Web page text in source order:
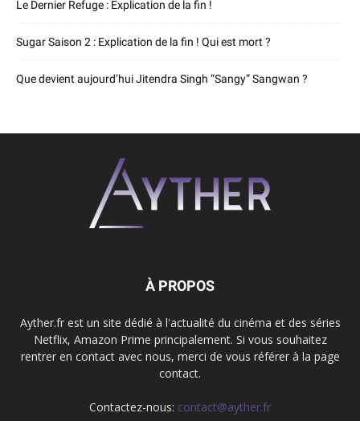
Le Dernier Refuge : Explication de la fin !
Sugar Saison 2 : Explication de la fin ! Qui est mort ?
Que devient aujourd’hui Jitendra Singh “Sangy” Sangwan ?
À PROPOS
Ayther.fr est un site dédié à l'actualité du cinéma et des séries
Netflix, Amazon Prime principalement. Si vous souhaitez
rentrer en contact avec nous, merci de vous référer à la page
contact.
Contactez-nous: contact@ayther.fr